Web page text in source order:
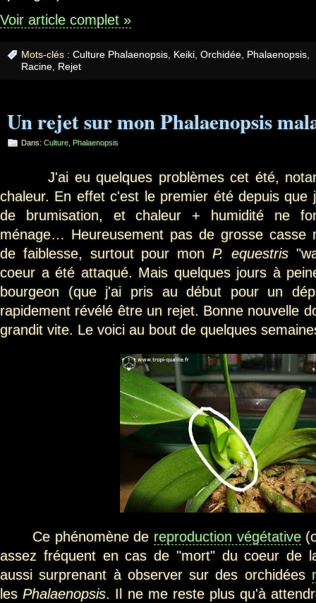
Voir article complet »
Mots-clés : Culture Phalaenopsis, Keiki, Orchidée, Phalaenopsis,
Racine, Rejet
Un rejet sur mon Phalaenopsis
Dans: Culture Phalaenopsis
J'ai eu quelques problèmes cet été,
chaleur. En effet c'est le premier été depuis que
de brumisation, et chaleur + humidité ne
ménage… Heureusement pas de grosse casse
de faiblesse, surtout pour mon P. equestris
coeur a été attaqué. Mais quelques jours à
bourgeon (que j'ai pris au début pour un
rapidement révélé être un rejet. Bonne nouvelle
grandit vite. Le voici au bout de quelques
Ce phénomène de reproduction végétative
assez fréquent en cas de "mort" du coeur de
aussi surprenant à observer sur des orchidées
lesPhalaenopsis. Il ne me reste plus qu'à